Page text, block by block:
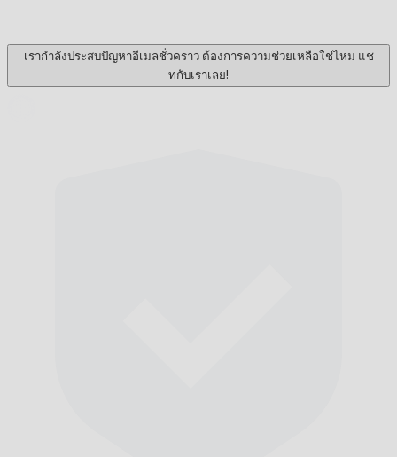
เรากำลังประสบปัญหาอีเมลชั่วคราว ต้องการความช่วยเหลือใช่ไหม แช
ทกับเราเลย!